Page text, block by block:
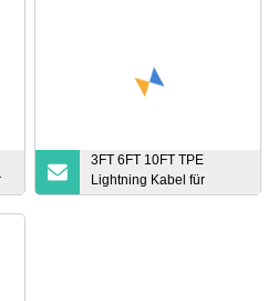
3FT 6FT 10FT TPE
Lightning Kabel für
iPhone iPad USB Kabel